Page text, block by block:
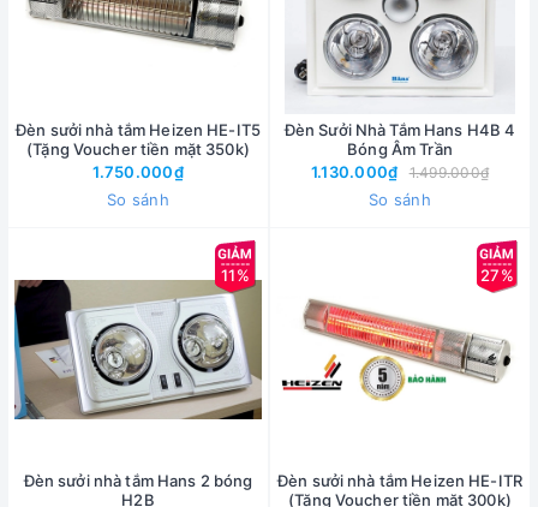
Đèn sưởi nhà tắm Heizen HE-IT5
(Tặng Voucher tiền mặt 350k)
1.750.000₫
So sánh
Đèn Sưởi Nhà Tắm Hans H4B 4
Bóng Âm Trần
1.130.000₫
1.499.000₫
So sánh
11%
Đèn sưởi nhà tắm Hans 2 bóng
H2B
27%
Đèn sưởi nhà tắm Heizen HE-ITR
(Tặng Voucher tiền mặt 300k)